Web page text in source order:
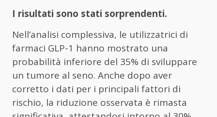
I risultati sono stati sorprendenti.
Nell’analisi complessiva, le utilizzatrici di
farmaci GLP-1 hanno mostrato una
probabilità inferiore del 35% di sviluppare
un tumore al seno. Anche dopo aver
corretto i dati per i principali fattori di
rischio, la riduzione osservata è rimasta